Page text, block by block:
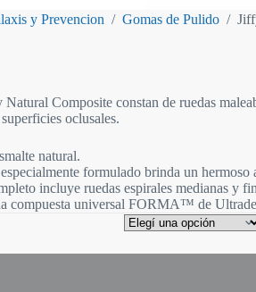
y Prevencion / Gomas de Pulido /
Composite constan de ruedas
oclusales.
natural.
formulado brinda un hermoso
incluye ruedas espirales medianas y
compuesta universal FORMA™ de